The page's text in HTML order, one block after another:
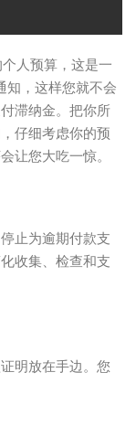
人预算，这是一
知，这样您就不会
滞纳金。把你所
仔细考虑你的预
让您大吃一惊。
止为逾期付款支
收集、检查和支
明放在手边。您